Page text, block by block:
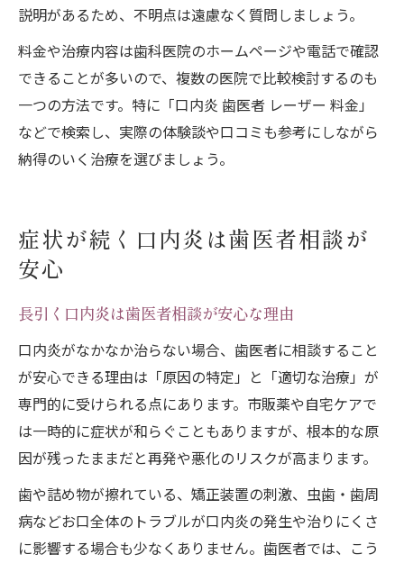
説明があるため、不明点は遠慮なく質問しましょう。
料金や治療内容は歯科医院のホームページや電話で確認
できることが多いので、複数の医院で比較検討するのも
一つの方法です。特に「口内炎 歯医者 レーザー 料金」
などで検索し、実際の体験談や口コミも参考にしながら
納得のいく治療を選びましょう。
症状が続く口内炎は歯医者相談が
安心
長引く口内炎は歯医者相談が安心な理由
口内炎がなかなか治らない場合、歯医者に相談すること
が安心できる理由は「原因の特定」と「適切な治療」が
専門的に受けられる点にあります。市販薬や自宅ケアで
は一時的に症状が和らぐこともありますが、根本的な原
因が残ったままだと再発や悪化のリスクが高まります。
歯や詰め物が擦れている、矯正装置の刺激、虫歯・歯周
病などお口全体のトラブルが口内炎の発生や治りにくさ
に影響する場合も少なくありません。歯医者では、こう